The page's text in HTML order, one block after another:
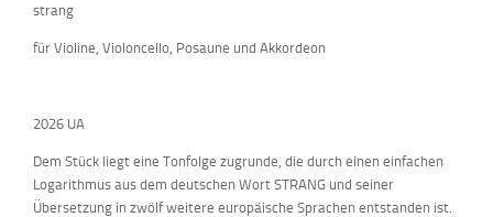
strang
für Violine, Violoncello, Posaune und Akkordeon
2026 UA
Dem Stück liegt eine Tonfolge zugrunde, die durch einen einfachen
Logarithmus aus dem deutschen Wort STRANG und seiner
Übersetzung in zwölf weitere europäische Sprachen entstanden ist.